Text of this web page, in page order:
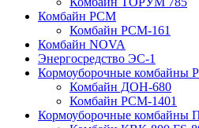
Комбайн РСМ
Комбайн РСМ-161
Комбайн NOVA
Энергосредство ЭС-1
Кормоуборочные комбайны
Комбайн ДОН-680
Комбайн РСМ-1401
Кормоуборочные